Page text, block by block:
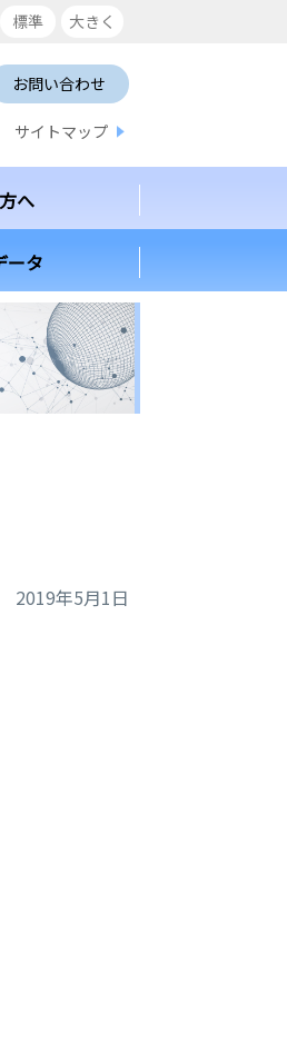
標準 大きく
お問い合わせ
サイトマップ
へ
ータ
2019年5月1日